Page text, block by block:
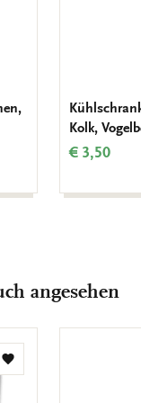
Kolk,
€ 3,50
angesehen
Zur